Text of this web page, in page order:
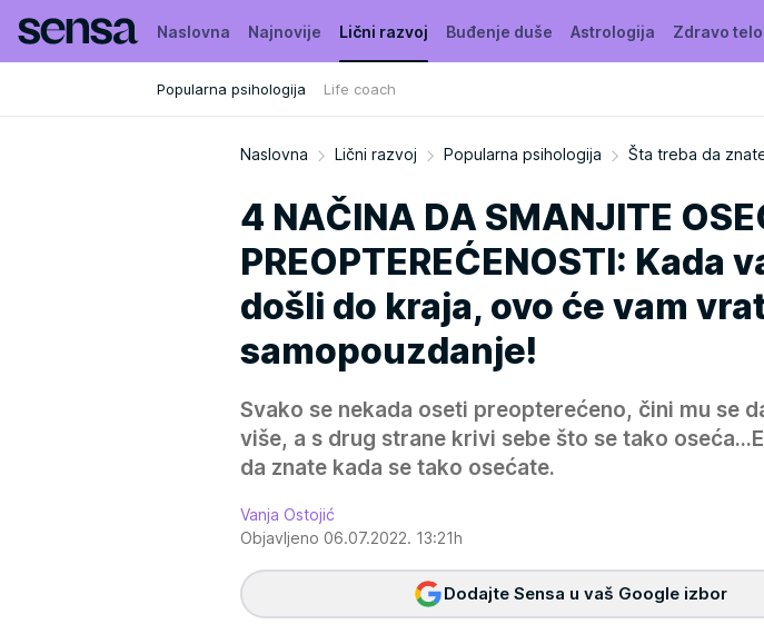
Naslovna Najnovije Lični razvoj
Popularna psihologija Life coach
Buđenje duše Astrologija Zdravo telo
Naslovna Lični razvoj Popularna psihologija Šta treba da
4 NAČINA DA SMANJITE
PREOPTEREĆENOSTI: Kada
došli do kraja, ovo će vam
samopouzdanje!
Svako se nekada oseti preopterećeno, čini mu se
više, a s drug strane krivi sebe što se tako
da znate kada se tako osećate.
Vanja Ostojić
Objavljeno 06.07.2022. 13:21h
Dodajte Sensa u vaš Google izbor